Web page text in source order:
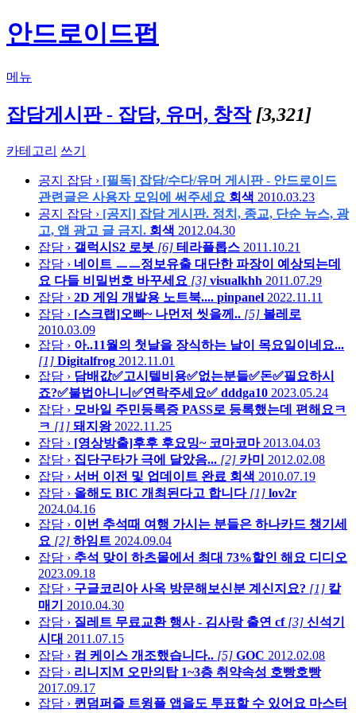
안드로이드펍
메뉴
잡담게시판 - 잡담, 유머, 창작 [3,321]
카테고리 쓰기
공지 잡담 › [필독] 잡담/수다/유머 게시판 - 안드로이드
관련글은 사용자 모임에 써주세요 회색 2010.03.23
공지
잡담 › [공지] 잡담 게시판. 정치, 종교, 단순 뉴스, 광
고, 앱 광고 글 금지. 회색 2012.04.30
잡담 › 갤럭시S2 로봇 [6] 테라플롭스 2011.10.21
잡담 › 네이트 ㅡㅡ정보유출 대단한 파장이 예상되는데
요 다들 비밀번호 바꾸세요 [3] visualkhh 2011.07.29
잡담 › 2D 게임 개발용 노트북.... pinpanel 2022.11.11
잡담 › [스크랩]오빠~ 나먼저 씻을께.. [5] 볼레로
2010.03.09
잡담 › 아..11월의 첫날을 장식하는 날이 목요일이네요...
[1] Digitalfrog 2012.11.01
잡담 › 담배값✅고시텔비용✅없는분들✅돈✅필요하시
죠?✅불법아니니✅연락주세요✅ dddga10 2023.05.24
잡담 › 모바일 주민등록증 PASS로 등록했는데 편해요ㅋ
ㅋ [1] 돼지왕 2022.11.25
잡담 › [영상방출]후후 후요밍~ 코마코마 2013.04.03
잡담 › 집단구타가 극에 달았음... [2] 카미
2012.02.08
잡담 › 서버 이전 및 업데이트 완료 회색 2010.07.19
잡담 › 올해도 BIC 개최된다고 합니다 [1] lov2r
2024.04.16
잡담 › 이번 추석때 여행 가시는 분들은 하나카드 챙기세
요 [2] 하임트 2024.09.04
잡담 › 추석 맞이 하츠몰에서 최대 73%할인 해요 디디오
2023.09.18
잡담 › 구글코리아 사옥 방문해보신분 계신지요? [1] 칼
매기
2010.04.30
잡담 › 질레트 무료교환 행사 - 김사랑 출연 cf [3] 신석기
시대 2011.07.15
잡담 › 컴 케이스 개조했습니다.. [5] GOC 2012.02.08
잡담 › 리니지M 오만의탑 1~3층 취약속성 호빵호빵
2017.09.17
잡담 › 퀸덤퍼즐 트윙플 앱을도 투표할 수 있어요 마스터